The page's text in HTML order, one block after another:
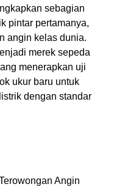
sebagian
pintar pertamanya,
angin kelas dunia.
merek sepeda
menerapkan uji
ukur baru untuk
dengan standar
Angin